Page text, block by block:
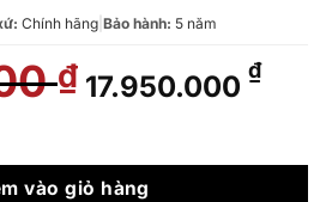
Chính hãng Bảo hành: 5 năm
₫ Giá
gốc
27.730.000 ₫.
17.950.000 ₫Giá
là:
Fratini Venice kèm vòi và siphon
vào giỏ hàng